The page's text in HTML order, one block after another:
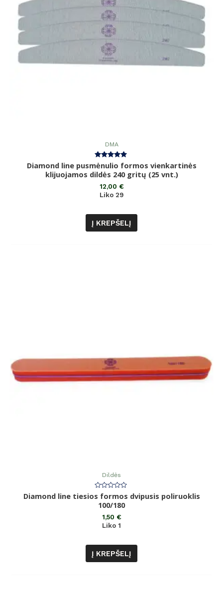
DMA
Įvertinimas:
5.00
iš 5
Diamond line pusmėnulio formos vienkartinės
klijuojamos dildės 240 gritų (25 vnt.)
12,00 €
Liko 29
Į KREPŠELĮ
Dildės
Įvertinimas:
0
iš
Diamond line tiesios formos dvipusis poliruoklis
100/180
1,50 €
Liko 1
Į KREPŠELĮ